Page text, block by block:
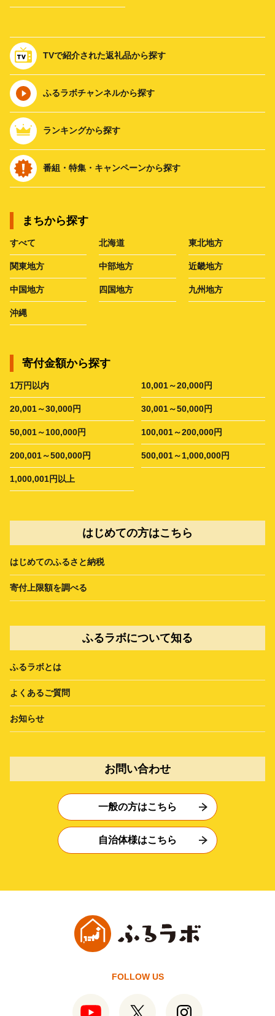
TVで紹介された返礼品から探す
ふるラボチャンネルから探す
ランキングから探す
番組・特集・キャンペーンから探す
まちから探す
すべて 北海道 東北地方
関東地方 中部地方 近畿地方
中国地方 四国地方 九州地方
沖縄
寄付金額から探す
1万円以内 10,001～20,000円
20,001～30,000円 30,001～50,000円
50,001～100,000円 100,001～200,000円
200,001～500,000円 500,001～1,000,000円
1,000,001円以上
はじめての方はこちら
はじめてのふるさと納税
寄付上限額を調べる
ふるラボについて知る
ふるラボとは
よくあるご質問
お知らせ
お問い合わせ
一般の方はこちら
自治体様はこちら
FOLLOW US